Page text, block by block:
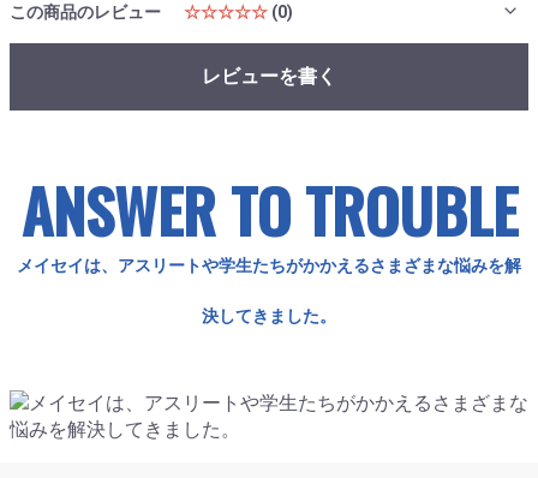
この商品のレビュー ☆☆☆☆☆ (0)
レビューを書く
ANSWER TO TROUBLE
メイセイは、アスリートや学生たちがかかえるさまざまな悩みを解
決してきました。